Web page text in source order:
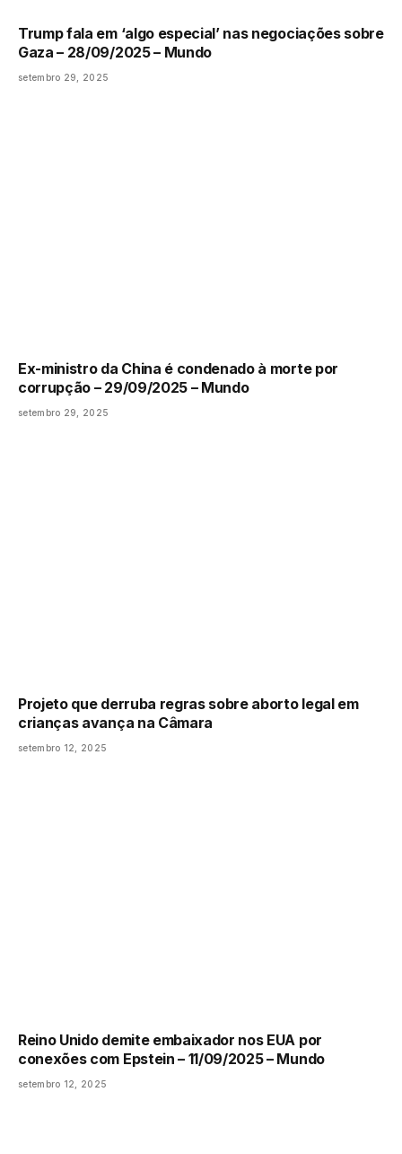
Trump fala em ‘algo especial’ nas negociações sobre
Gaza – 28/09/2025 – Mundo
setembro 29, 2025
Ex-ministro da China é condenado à morte por
corrupção – 29/09/2025 – Mundo
setembro 29, 2025
Projeto que derruba regras sobre aborto legal em
crianças avança na Câmara
setembro 12, 2025
Reino Unido demite embaixador nos EUA por
conexões com Epstein – 11/09/2025 – Mundo
setembro 12, 2025